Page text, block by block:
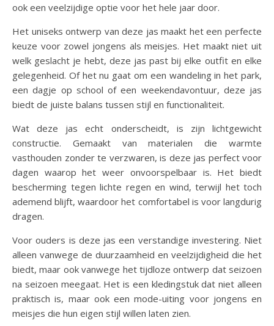
ook een veelzijdige optie voor het hele jaar door.
Het uniseks ontwerp van deze jas maakt het een perfecte
keuze voor zowel jongens als meisjes. Het maakt niet uit
welk geslacht je hebt, deze jas past bij elke outfit en elke
gelegenheid. Of het nu gaat om een wandeling in het park,
een dagje op school of een weekendavontuur, deze jas
biedt de juiste balans tussen stijl en functionaliteit.
Wat deze jas echt onderscheidt, is zijn lichtgewicht
constructie. Gemaakt van materialen die warmte
vasthouden zonder te verzwaren, is deze jas perfect voor
dagen waarop het weer onvoorspelbaar is. Het biedt
bescherming tegen lichte regen en wind, terwijl het toch
ademend blijft, waardoor het comfortabel is voor langdurig
dragen.
Voor ouders is deze jas een verstandige investering. Niet
alleen vanwege de duurzaamheid en veelzijdigheid die het
biedt, maar ook vanwege het tijdloze ontwerp dat seizoen
na seizoen meegaat. Het is een kledingstuk dat niet alleen
praktisch is, maar ook een mode-uiting voor jongens en
meisjes die hun eigen stijl willen laten zien.